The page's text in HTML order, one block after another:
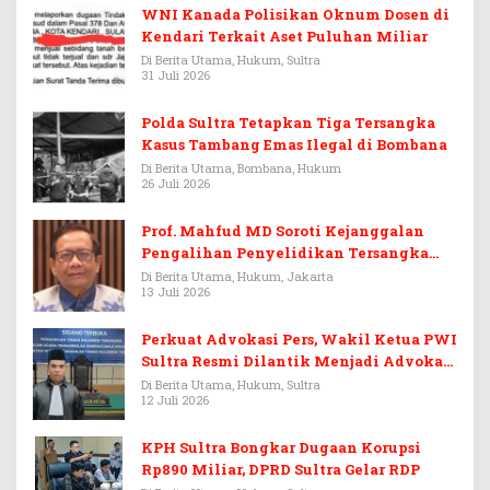
WNI Kanada Polisikan Oknum Dosen di
Kendari Terkait Aset Puluhan Miliar
Di Berita Utama, Hukum, Sultra
31 Juli 2026
Polda Sultra Tetapkan Tiga Tersangka
Kasus Tambang Emas Ilegal di Bombana
Di Berita Utama, Bombana, Hukum
26 Juli 2026
Prof. Mahfud MD Soroti Kejanggalan
Pengalihan Penyelidikan Tersangka
Febrie Adriansyah
Di Berita Utama, Hukum, Jakarta
13 Juli 2026
Perkuat Advokasi Pers, Wakil Ketua PWI
Sultra Resmi Dilantik Menjadi Advokat
PERADI
Di Berita Utama, Hukum, Sultra
12 Juli 2026
KPH Sultra Bongkar Dugaan Korupsi
Rp890 Miliar, DPRD Sultra Gelar RDP